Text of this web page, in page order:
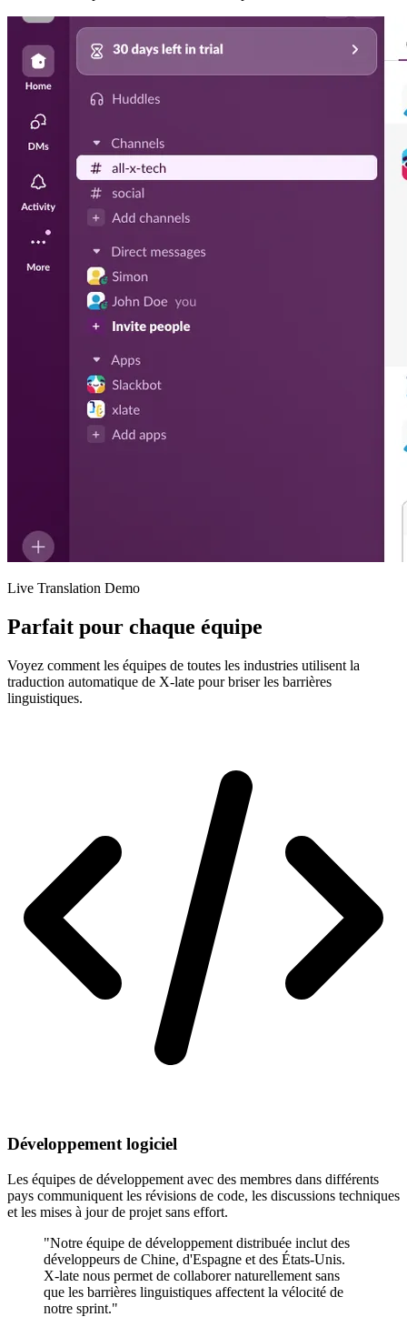
Live Translation Demo
Parfait pour chaque équipe
Voyez comment les équipes de toutes les industries utilisent la
traduction automatique de X-late pour briser les barrières
linguistiques.
Développement logiciel
Les équipes de développement avec des membres dans différents
pays communiquent les révisions de code, les discussions techniques
et les mises à jour de projet sans effort.
"Notre équipe de développement distribuée inclut des
développeurs de Chine, d'Espagne et des États-Unis.
X-late nous permet de collaborer naturellement sans
que les barrières linguistiques affectent la vélocité de
notre sprint."